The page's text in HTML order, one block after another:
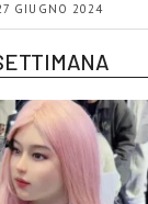
GIUGNO 2024